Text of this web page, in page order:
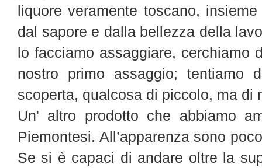
liquore veramente toscano,
dal sapore e dalla bellezza della
lo facciamo assaggiare, cerchiamo
nostro primo assaggio; tentiamo
scoperta, qualcosa di piccolo, ma di
Un' altro prodotto che abbiamo
Piemontesi. All’apparenza sono
Se si è capaci di andare oltre la